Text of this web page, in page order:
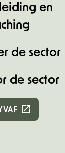
en
de sector
de sector